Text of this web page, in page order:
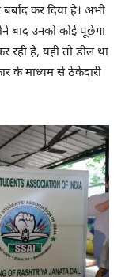
कर दिया है। अभी
बाद उनको कोई पूछेगा
रही है, यही तो डील था
के माध्यम से ठेकेदारी